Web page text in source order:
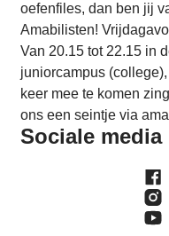
oefenfiles, dan ben jij
Amabilisten!
Van 20.15 tot 22.15 in
juniorcampus
keer mee te komen
ons een seintje via
Sociale media